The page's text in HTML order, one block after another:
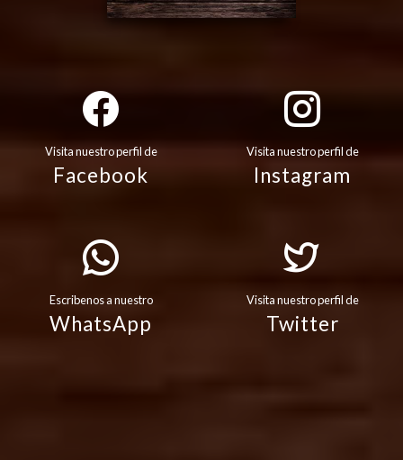
Visita nuestro perfil de
Facebook
Visita nuestro perfil de
Instagram
Escribenos a nuestro
WhatsApp
Visita nuestro perfil de
Twitter